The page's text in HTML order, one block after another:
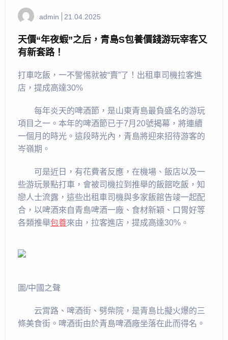
admin 21.04.2025
天價“年夜蝦”之后，青島S包養價錢游玩宰客又
有新套路！
打車吃飯，一不警惕就被“賣”了！出租車司機拉客進
店，提成高達30%
每年炎天的啤酒節，是山東青島最負盛名的游玩
項目之一。本年的啤酒節已于7月20號揭幕，將連續
一個月的時光。這段時光內，青島將迎來招待游客的
岑嶺期。
可是近日，有花費者反應，在機場、飯店以及一
些游玩景點打車，會被司機拉到推舉的飯館吃飯，知
戀人士流露，這些出租車司機與多家飯館告竣一起配
合，以啤酒來自青島啤酒一廠、食材新穎、口胃好等
各類推舉包養來由，拉客進店，提成高達30%。
圖/中國之聲
云霄路、啤酒街、劈柴院，是青島比擬火爆的三
條美食街。啤酒街由於青島啤酒廠坐落在此而得名。